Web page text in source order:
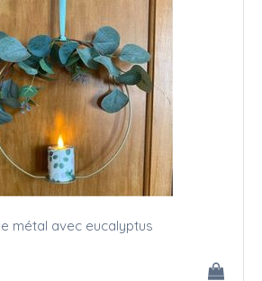
métal avec eucalyptus